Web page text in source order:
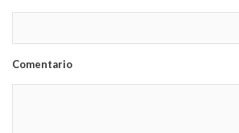
Comentario